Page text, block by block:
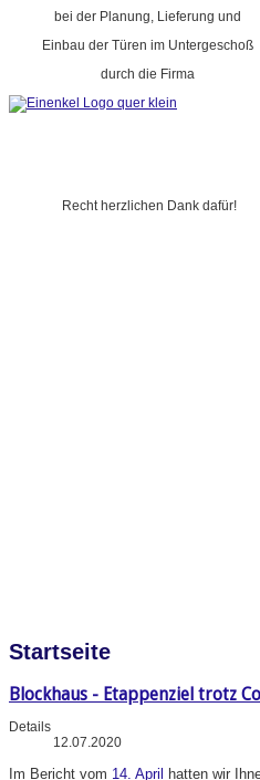
bei der Planung, Lieferung und
Einbau der Türen im Untergeschoß
durch die Firma
Recht herzlichen Dank dafür!
Startseite
Blockhaus - Etappenziel trotz
Details
12.07.2020
Im Bericht vom 14. April hatten wir